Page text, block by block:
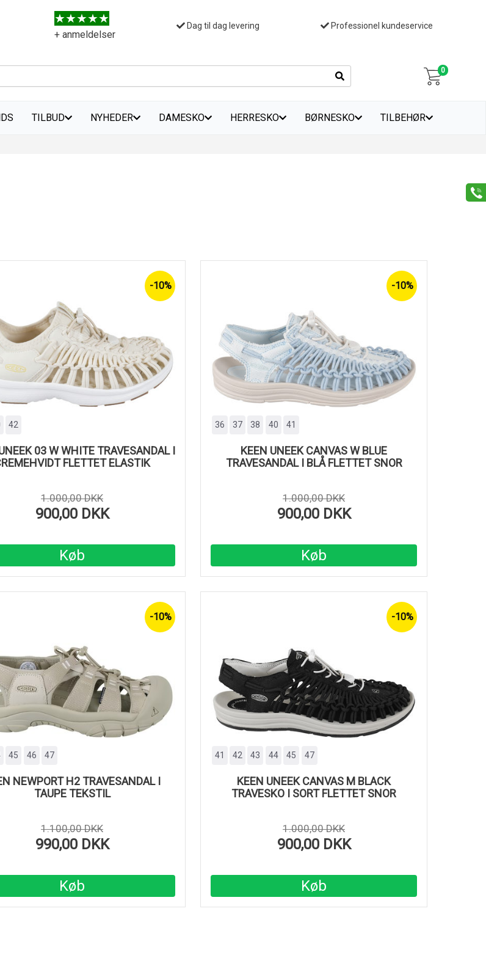
03 W WHITE TRAVESANDAL I
FLETTET ELASTIK
42
1.000,00 DKK
900,00 DKK
Køb
-10%
KEEN UNEEK CANVAS W BLUE
TRAVESANDAL I BLÅ FLETTET SNOR
36 37 38 40 41
1.000,00 DKK
900,00 DKK
Køb
-10%
NEWPORT H2 TRAVESANDAL I
TAUPE TEKSTIL
45 46 47
1.100,00 DKK
990,00 DKK
Køb
-10%
KEEN UNEEK CANVAS M BLACK
TRAVESKO I SORT FLETTET SNOR
41 42 43 44 45 47
1.000,00 DKK
900,00 DKK
Køb
-10%
TILBUD NYHEDER DAMESKO HERRESKO BØRNESKO TILBEHØR
0
+ anmeldelser
Dag til dag levering Professionel kundeservice